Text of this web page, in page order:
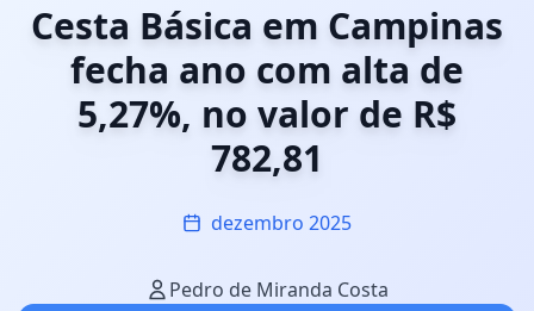
Cesta Básica em Campinas
fecha ano com alta de
5,27%, no valor de R$
782,81
dezembro 2025
Pedro de Miranda Costa